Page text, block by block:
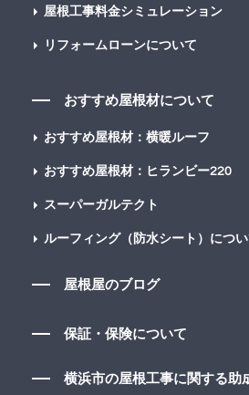
屋根工事料金シミュレーション
リフォームローンについて
おすすめ屋根材について
おすすめ屋根材：横暖ルーフ
おすすめ屋根材：ヒランビー220
スーパーガルテクト
ルーフィング（防水シート）につ
屋根屋のブログ
保証・保険について
横浜市の屋根工事に関する助